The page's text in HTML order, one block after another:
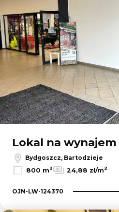
Lokal na wynajem
Bydgoszcz, Bartodzieje
800 m2 24,88 zł/m2
OJN-LW-124370